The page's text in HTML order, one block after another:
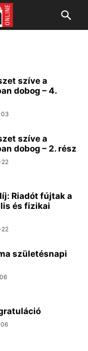
szíve a
dobog – 4.
szíve a
dobog – 2. rész
Riadót fújtak a
és fizikai
születésnapi